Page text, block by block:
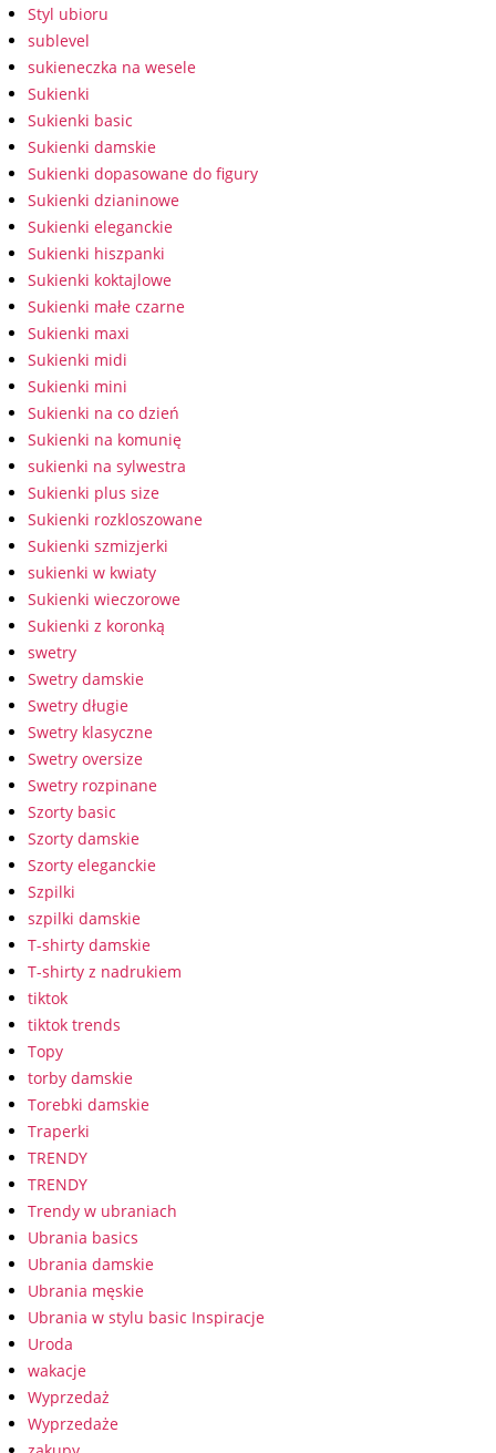
Styl ubioru
sublevel
sukieneczka na wesele
Sukienki
Sukienki basic
Sukienki damskie
Sukienki dopasowane do figury
Sukienki dzianinowe
Sukienki eleganckie
Sukienki hiszpanki
Sukienki koktajlowe
Sukienki małe czarne
Sukienki maxi
Sukienki midi
Sukienki mini
Sukienki na co dzień
Sukienki na komunię
sukienki na sylwestra
Sukienki plus size
Sukienki rozkloszowane
Sukienki szmizjerki
sukienki w kwiaty
Sukienki wieczorowe
Sukienki z koronką
swetry
Swetry damskie
Swetry długie
Swetry klasyczne
Swetry oversize
Swetry rozpinane
Szorty basic
Szorty damskie
Szorty eleganckie
Szpilki
szpilki damskie
T-shirty damskie
T-shirty z nadrukiem
tiktok
tiktok trends
Topy
torby damskie
Torebki damskie
Traperki
TRENDY
TRENDY
Trendy w ubraniach
Ubrania basics
Ubrania damskie
Ubrania męskie
Ubrania w stylu basic Inspiracje
Uroda
wakacje
Wyprzedaż
Wyprzedaże